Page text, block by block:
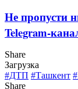
Не пропусти
Telegram-
Share
Загрузка
#ДТП #Ташкент
Share